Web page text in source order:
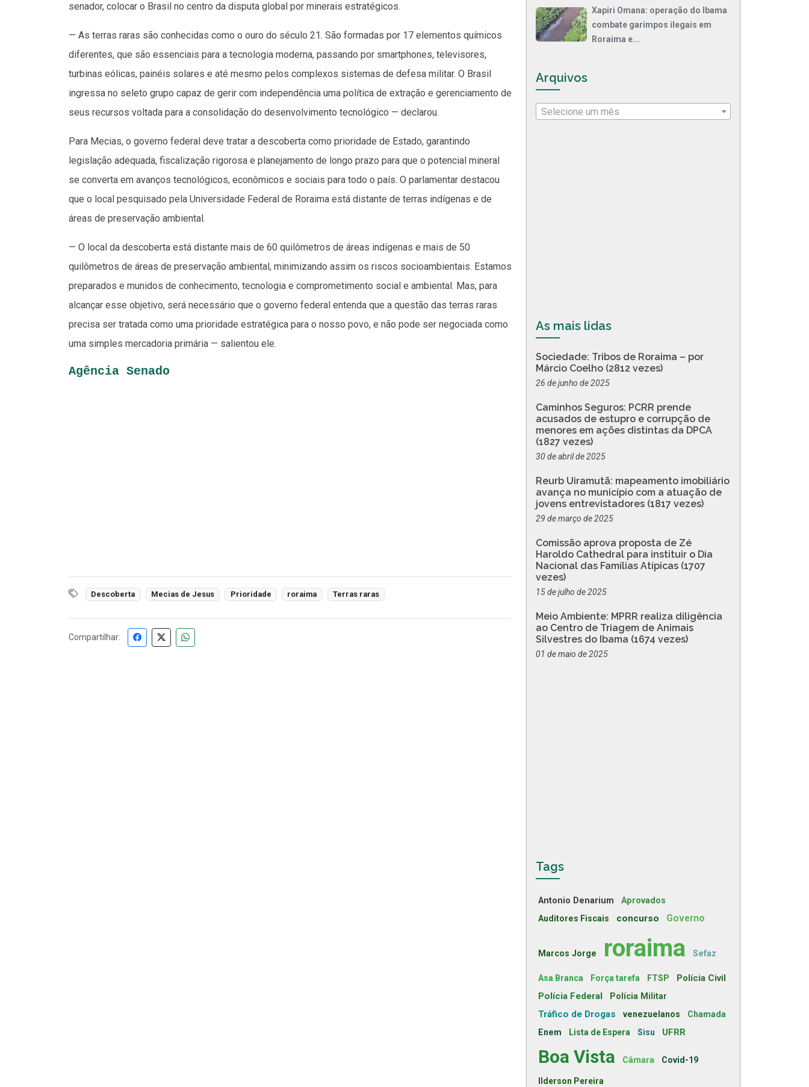
senador, colocar o Brasil no centro da disputa global por minerais estratégicos.
— As terras raras são conhecidas como o ouro do século 21. São formadas por 17 elementos químicos
diferentes, que são essenciais para a tecnologia moderna, passando por smartphones, televisores,
turbinas eólicas, painéis solares e até mesmo pelos complexos sistemas de defesa militar. O Brasil
ingressa no seleto grupo capaz de gerir com independência uma política de extração e gerenciamento de
seus recursos voltada para a consolidação do desenvolvimento tecnológico — declarou.
Para Mecias, o governo federal deve tratar a descoberta como prioridade de Estado, garantindo
legislação adequada, fiscalização rigorosa e planejamento de longo prazo para que o potencial mineral
se converta em avanços tecnológicos, econômicos e sociais para todo o país. O parlamentar destacou
que o local pesquisado pela Universidade Federal de Roraima está distante de terras indígenas e de
áreas de preservação ambiental.
— O local da descoberta está distante mais de 60 quilômetros de áreas indígenas e mais de 50
quilômetros de áreas de preservação ambiental, minimizando assim os riscos socioambientais. Estamos
preparados e munidos de conhecimento, tecnologia e comprometimento social e ambiental. Mas, para
alcançar esse objetivo, será necessário que o governo federal entenda que a questão das terras raras
precisa ser tratada como uma prioridade estratégica para o nosso povo, e não pode ser negociada como
uma simples mercadoria primária — salientou ele.
Agência Senado
Descoberta Mecias de Jesus Prioridade roraima Terras raras
Compartilhar:
Xapiri Omana: operação do Ibama
combate garimpos ilegais em
Roraima e...
Arquivos
Selecione um mês
As mais lidas
Sociedade: Tribos de Roraima – por
Márcio Coelho (2812 vezes)
26 de junho de 2025
Caminhos Seguros: PCRR prende
acusados de estupro e corrupção de
menores em ações distintas da DPCA
(1827 vezes)
30 de abril de 2025
Reurb Uiramutã: mapeamento imobiliário
avança no município com a atuação de
jovens entrevistadores (1817 vezes)
29 de março de 2025
Comissão aprova proposta de Zé
Haroldo Cathedral para instituir o Dia
Nacional das Famílias Atípicas (1707
vezes)
15 de julho de 2025
Meio Ambiente: MPRR realiza diligência
ao Centro de Triagem de Animais
Silvestres do Ibama (1674 vezes)
01 de maio de 2025
Tags
Antonio Denarium Aprovados
Auditores Fiscais concurso Governo
Marcos Jorge roraima Sefaz
Asa Branca Força tarefa FTSP
Polícia Civil
Polícia Federal
Polícia Militar
Tráfico de Drogas venezuelanos
Chamada
Enem
Lista de Espera Sisu UFRR
Boa Vista Câmara Covid-19
Ilderson Pereira